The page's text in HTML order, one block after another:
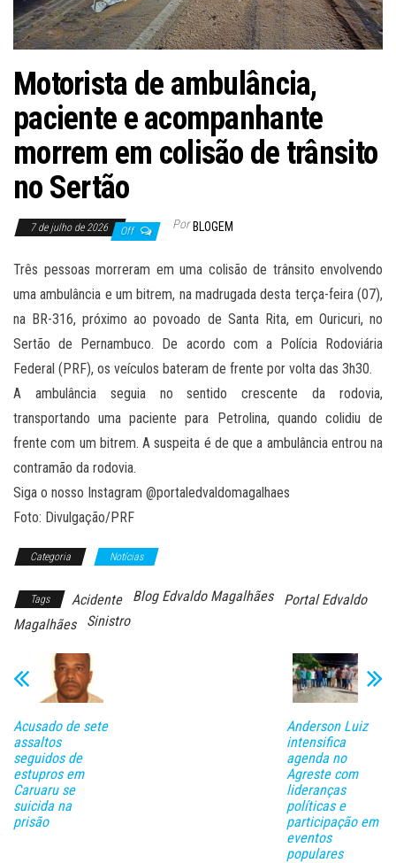
Motorista de ambulância,
paciente e acompanhante
morrem em colisão de trânsito
no Sertão
7 de julho de 2026 Off Por BLOGEM
Três pessoas morreram em uma colisão de trânsito envolvendo
uma ambulância e um bitrem, na madrugada desta terça-feira (07),
na BR-316, próximo ao povoado de Santa Rita, em Ouricuri, no
Sertão de Pernambuco. De acordo com a Polícia Rodoviária
Federal (PRF), os veículos bateram de frente por volta das 3h30.
A ambulância seguia no sentido crescente da rodovia,
transportando uma paciente para Petrolina, quando colidiu de
frente com um bitrem. A suspeita é de que a ambulância entrou na
contramão da rodovia.
Siga o nosso Instagram @portaledvaldomagalhaes
Foto: Divulgação/PRF
Categoria Notícias
Tags Acidente Blog Edvaldo Magalhães
Portal Edvaldo
Magalhães
Sinistro
Acusado de sete
assaltos
seguidos de
estupros em
Caruaru se
suicida na
prisão
Anderson Luiz
intensifica
agenda no
Agreste com
lideranças
políticas e
participação em
eventos
populares